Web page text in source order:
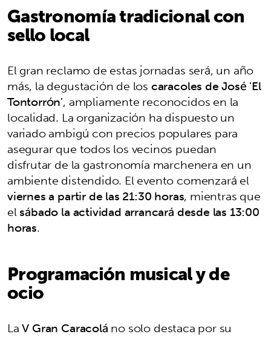
Gastronomía tradicional con
sello local
El gran reclamo de estas jornadas será, un año
más, la degustación de loscaracoles de José 'El
Tontorrón', ampliamente reconocidos en la
localidad. La organización ha dispuesto un
variado ambigú con precios populares para
asegurar que todos los vecinos puedan
disfrutar de la gastronomía marchenera en un
ambiente distendido. El evento comenzará el
viernes a partir de las 21:30 horas, mientras que
elsábado la actividad arrancará desde las 13:00
horas.
Programación musical y de
ocio
LaV Gran Caracoláno solo destaca por su